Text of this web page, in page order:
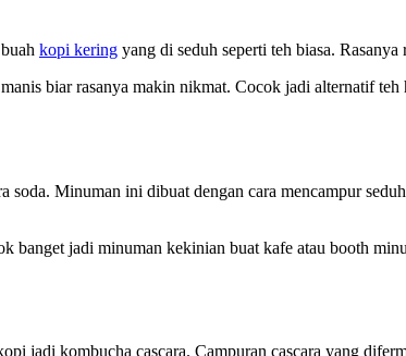
kopi kering yang di seduh seperti teh biasa.
biar rasanya makin nikmat. Cocok jadi alternatif
Minuman ini dibuat dengan cara mencampur
banget jadi minuman kekinian buat kafe atau booth
jadi kombucha cascara. Campuran cascara yang